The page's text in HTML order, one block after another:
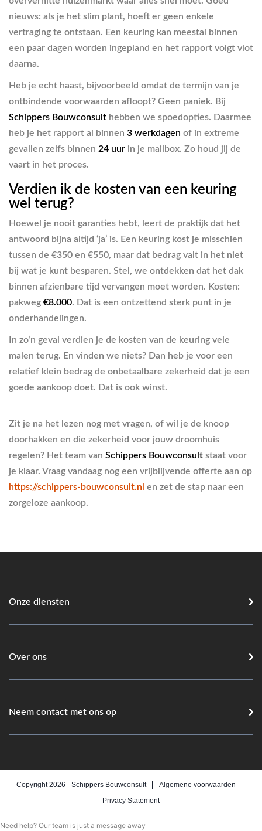
nieuws: als je het slim plant, hoeft er geen enkele
vertraging te ontstaan. Een keuring kan meestal binnen
een paar dagen worden ingepland en het rapport volgt vlot
daarna.
Heb je echt haast, bijvoorbeeld omdat de termijn van je
ontbindende voorwaarden afloopt? Geen paniek. Bij
Schippers Bouwconsult hebben we spoedopties. Daarmee
heb je het rapport al binnen 3 werkdagen of in extreme
gevallen zelfs binnen 24 uur in je mailbox. Zo houd jij de
vaart in het proces.
Verdien ik de kosten van een keuring
wel terug?
Hoewel je nooit garanties hebt, leert de praktijk dat het
antwoord bijna altijd ‘ja’ is. Een keuring kost je misschien
tussen de €350 en €550, maar dat bedrag valt in het niet
bij wat je kunt besparen. Stel, we ontdekken dat het dak
binnen afzienbare tijd vervangen moet worden. Kosten:
pakweg €8.000. Dat is een ontzettend sterk punt in je
onderhandelingen.
In zo’n geval verdien je de kosten van de keuring vele
malen terug. En vinden we niets? Dan heb je voor een
relatief klein bedrag de onbetaalbare zekerheid dat je een
goede aankoop doet. Dat is ook winst.
Zit je na het lezen nog met vragen, of wil je de knoop
doorhakken en die zekerheid voor jouw droomhuis
regelen? Het team van Schippers Bouwconsult staat voor
je klaar. Vraag vandaag nog een vrijblijvende offerte aan op
https://schippers-bouwconsult.nl en zet de stap naar een
zorgeloze aankoop.
Onze diensten
Over ons
Neem contact met ons op
Copyright 2026 - Schippers Bouwconsult
Algemene voorwaarden
Privacy Statement
Need help? Our team is just a message away